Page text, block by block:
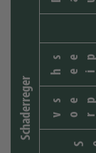
Schaderreger